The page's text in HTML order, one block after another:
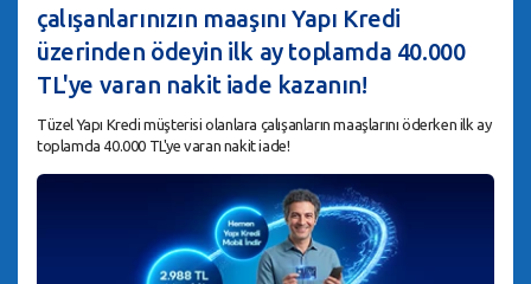
çalışanlarınızın maaşını Yapı Kredi
üzerinden ödeyin ilk ay toplamda 40.000
TL'ye varan nakit iade kazanın!
Tüzel Yapı Kredi müşterisi olanlara çalışanların maaşlarını öderken ilk ay
toplamda 40.000 TL'ye varan nakit iade!